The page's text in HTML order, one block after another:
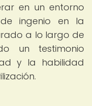
en un entorno
ingenio en la
a lo largo de
un testimonio
y la habilidad